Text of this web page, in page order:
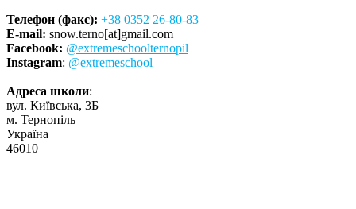
Телефон (факс): +38 0352 26-80-83
E-mail: snow.terno[at]gmail.com
Facebook: @extremeschoolternopil
Instagram: @extremeschool
Адреса школи:
вул. Київська, 3Б
м. Тернопіль
Україна
46010